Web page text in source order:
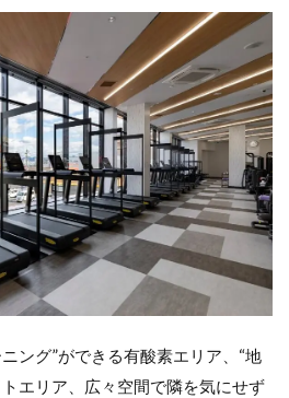
ング”ができる有酸素エリア、“地
エリア、広々空間で隣を気にせず